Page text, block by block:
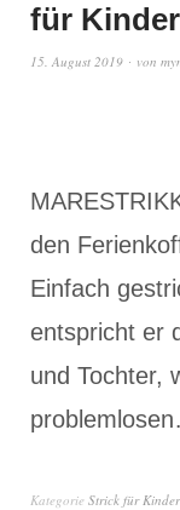
für Kinder
15. August 2019 von
den
Einfach
entspricht er
und Tochter,
Kategorie Strick für Kinder